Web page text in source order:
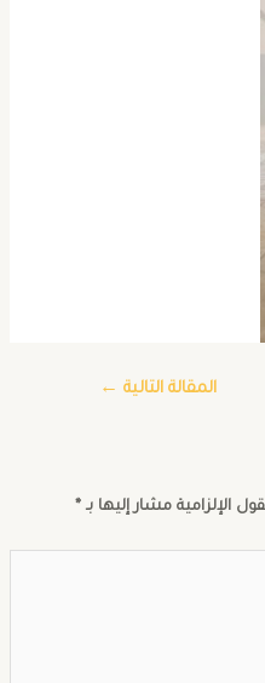
المقالة التالية←
الإلزامية مشار إليها بـ *